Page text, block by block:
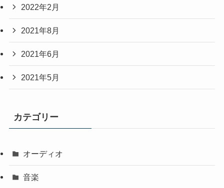
2022年2月
2021年8月
2021年6月
2021年5月
カテゴリー
オーディオ
音楽